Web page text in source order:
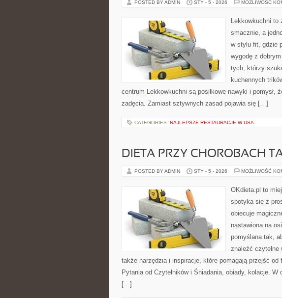
POSTED BY ADMIN STY - 5 - 2026 MOŻLIWOŚĆ
Lekkowkuchni to
smacznie, a
w stylu fit, gdzie
wygodę z
tych, którzy
kuchennych
centrum Lekkowkuchni są posiłkowe nawyki i pomysł,
zadęcia. Zamiast sztywnych zasad pojawia się […]
CATEGORIES: NAJLEPSZE RESTAURACJE W USA
DIETA PRZY CHOROBACH
POSTED BY ADMIN STY - 5 - 2026 MOŻLIWOŚĆ
OKdieta.pl to
spotyka się z
obiecuje
nastawiona na
pomyślana tak,
znaleźć czytelne
także narzędzia i inspiracje, które pomagają przejść od
Pytania od Czytelników i Śniadania, obiady, kolacje.
[…]